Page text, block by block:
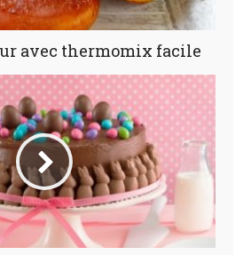
avec thermomix facile